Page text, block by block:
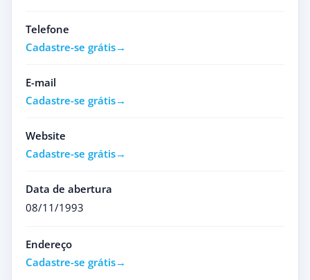
Telefone
Cadastre-se grátis
E-mail
Cadastre-se grátis
Website
Cadastre-se grátis
Data de abertura
08/11/1993
Endereço
Cadastre-se grátis